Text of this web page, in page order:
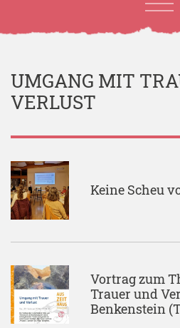
UMGANG MIT
VERLUST
Keine Scheu
Vortrag zum
Trauer und
Benkenstein